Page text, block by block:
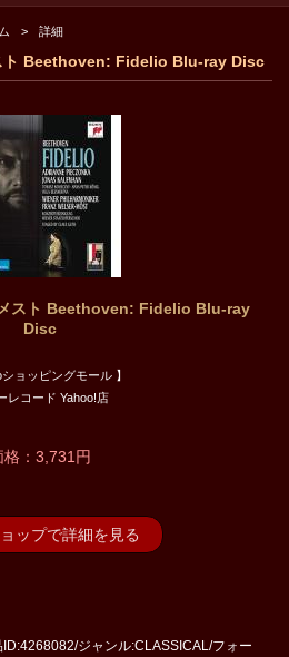
詳細
ト Beethoven: Fidelio Blu-ray Disc
スト Beethoven: Fidelio Blu-ray
Disc
ショッピングモール 】
レコード Yahoo!店
格：3,731円
ップで詳細を見る
ジャンル:CLASSICAL/フォー